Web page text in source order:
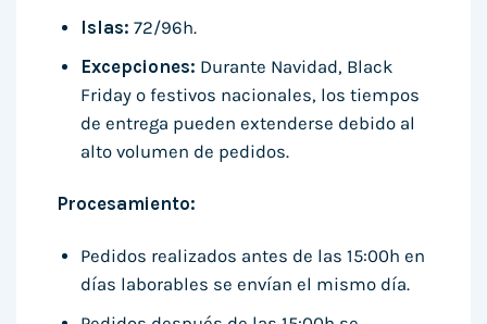
Islas: 72/96h.
Excepciones: Durante Navidad, Black
Friday o festivos nacionales, los tiempos
de entrega pueden extenderse debido al
alto volumen de pedidos.
Procesamiento:
Pedidos realizados antes de las 15:00h en
días laborables se envían el mismo día.